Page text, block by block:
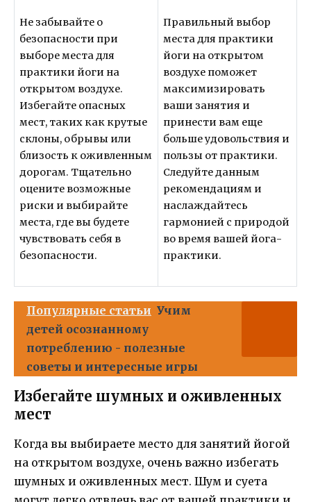
Не забывайте о
безопасности при
выборе места для
практики йоги на
открытом воздухе.
Избегайте опасных
мест, таких как крутые
склоны, обрывы или
близость к оживленным
дорогам. Тщательно
оцените возможные
риски и выбирайте
места, где вы будете
чувствовать себя в
безопасности.
Правильный выбор
места для практики
йоги на открытом
воздухе поможет
максимизировать
ваши занятия и
принести вам еще
больше удовольствия и
пользы от практики.
Следуйте данным
рекомендациям и
наслаждайтесь
гармонией с природой
во время вашей йога-
практики.
Популярные статьи Учим
детей осознанному
потреблению - полезные
советы и интересные игры
Избегайте шумных и оживленных
мест
Когда вы выбираете место для занятий йогой
на открытом воздухе, очень важно избегать
шумных и оживленных мест. Шум и суета